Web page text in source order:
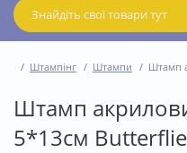
Штампінг Штампи Штамп
Штамп
5*13см